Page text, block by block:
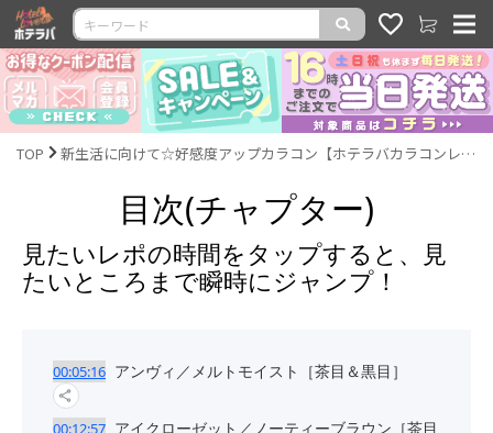
TOP 新生活に向けて☆好感度アップカラコン【ホテラバカラコンレポLIVE】
目次(チャプター)
見たいレポの時間をタップすると、見
たいところまで瞬時にジャンプ！
00:05:16 アンヴィ／メルトモイスト［茶目＆黒目］
00:12:57 アイクローゼット／ノーティーブラウン［茶目